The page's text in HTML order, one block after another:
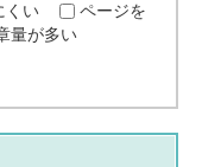
くい
ページを
量が多い